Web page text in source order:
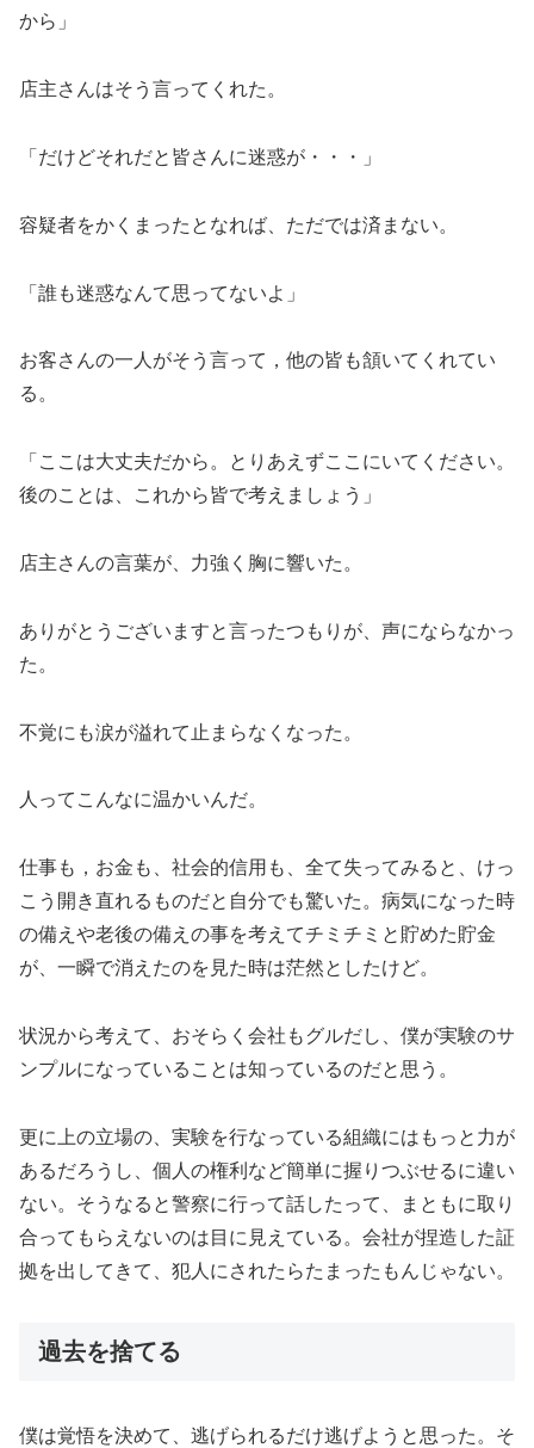
から」
店主さんはそう言ってくれた。
「だけどそれだと皆さんに迷惑が・・・」
容疑者をかくまったとなれば、ただでは済まない。
「誰も迷惑なんて思ってないよ」
お客さんの一人がそう言って，他の皆も頷いてくれてい
る。
「ここは大丈夫だから。とりあえずここにいてください。
後のことは、これから皆で考えましょう」
店主さんの言葉が、力強く胸に響いた。
ありがとうございますと言ったつもりが、声にならなかっ
た。
不覚にも涙が溢れて止まらなくなった。
人ってこんなに温かいんだ。
仕事も，お金も、社会的信用も、全て失ってみると、けっ
こう開き直れるものだと自分でも驚いた。病気になった時
の備えや老後の備えの事を考えてチミチミと貯めた貯金
が、一瞬で消えたのを見た時は茫然としたけど。
状況から考えて、おそらく会社もグルだし、僕が実験のサ
ンプルになっていることは知っているのだと思う。
更に上の立場の、実験を行なっている組織にはもっと力が
あるだろうし、個人の権利など簡単に握りつぶせるに違い
ない。そうなると警察に行って話したって、まともに取り
合ってもらえないのは目に見えている。会社が捏造した証
拠を出してきて、犯人にされたらたまったもんじゃない。
過去を捨てる
僕は覚悟を決めて、逃げられるだけ逃げようと思った。そ